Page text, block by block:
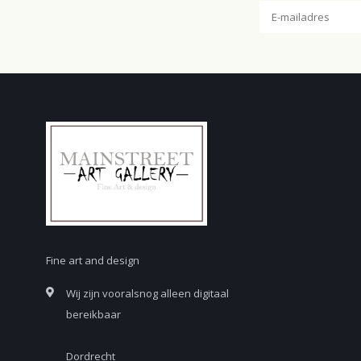
Fine art and design
Wij zijn vooralsnog alleen digitaal
bereikbaar
Dordrecht